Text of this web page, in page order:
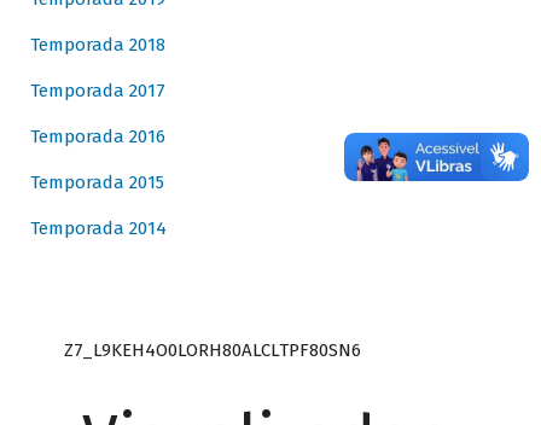
Temporada 2018
Temporada 2017
Temporada 2016
Temporada 2015
Temporada 2014
Z7_L9KEH4O0LORH80ALCLTPF80SN6